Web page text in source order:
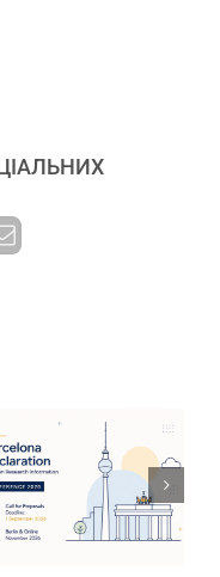
E-
mail:
Інтерактивний
дашборд
результатів
державної
атестації